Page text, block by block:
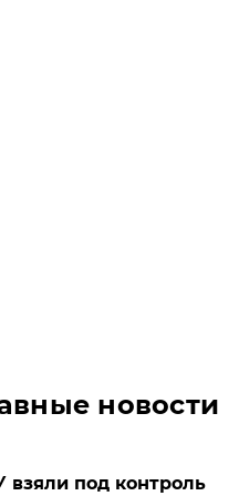
новости
взяли под контроль